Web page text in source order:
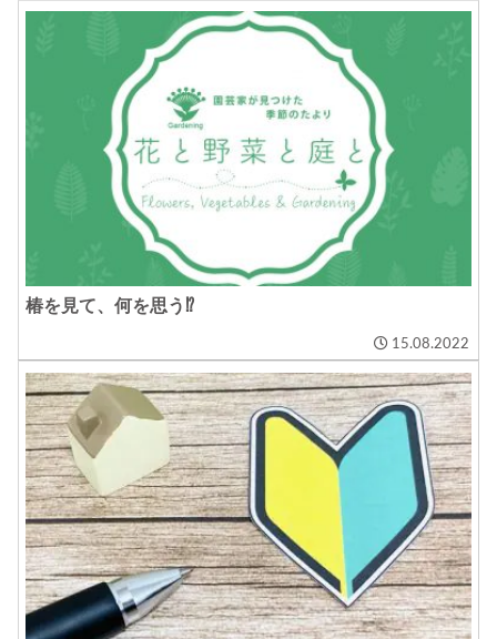
椿を見て、何を思う⁉
15.08.2022